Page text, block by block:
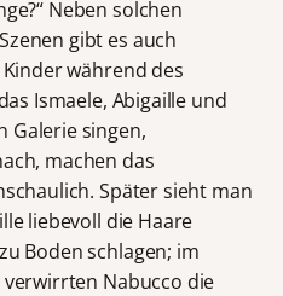
Neben solchen
gibt es auch
während des
Ismaele, Abigaille und
Galerie singen,
machen das
Später sieht man
liebevoll die Haare
Boden schlagen; im
Nabucco die